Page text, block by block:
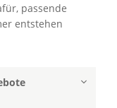
passende
entstehen